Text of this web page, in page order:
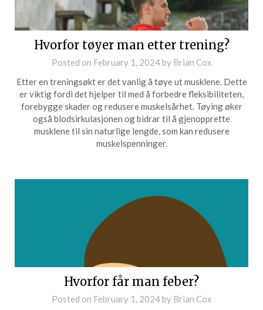
Hvorfor tøyer man etter trening?
Posted on February 1, 2024by Brian Cox
Etter en treningsøkt er det vanlig å tøye ut musklene. Dette
er viktig fordi det hjelper til med å forbedre fleksibiliteten,
forebygge skader og redusere muskelsårhet. Tøying øker
også blodsirkulasjonen og bidrar til å gjenopprette
musklene til sin naturlige lengde, som kan redusere
muskelspenninger.
Hvorfor får man feber?
Posted on February 1, 2024by Brian Cox